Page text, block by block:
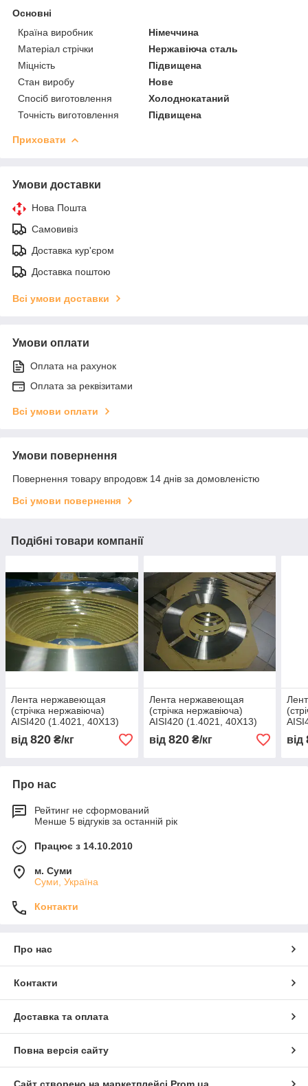
Основні
Країна виробник
Німеччина
Матеріал стрічки
Нержавіюча сталь
Міцність
Підвищена
Стан виробу
Нове
Спосіб виготовлення
Холоднокатаний
Точність виготовлення
Підвищена
Приховати
Умови доставки
Нова Пошта
Самовивіз
Доставка кур'єром
Доставка поштою
Всі умови доставки
Умови оплати
Оплата на рахунок
Оплата за реквізитами
Всі умови оплати
Умови повернення
Повернення товару впродовж 14 днів за домовленістю
Всі умови повернення
Подібні товари компанії
Лента нержавеющая
(стрічка нержавіюча)
AISI420 (1.4021, 40Х13)
мякгая 400 х 0,29
від 820 ₴/кг
Лента нержавеющая
(стрічка нержавіюча)
AISI420 (1.4021, 40Х13)
мякгая 400 х 0,30
від 820₴/кг від
Про нас
Рейтинг не сформований
Менше 5 відгуків за останній рік
Працює з 14.10.2010
м. Суми
Суми, Україна
Контакти
Про нас
Контакти
Доставка та оплата
Повна версія сайту